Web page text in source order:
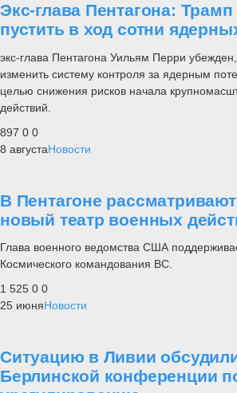
Экс-глава Пентагона:
пустить в ход сотни
экс-глава Пентагона Уильям Перри
изменить систему контроля за ядерным
целью снижения рисков начала
действий.
897 0 0
8 августаНовости
В Пентагоне
новый театр военных
Глава военного ведомства США
Космического командования ВС.
1 525 0 0
25 июняНовости
Ситуацию в Ливии
Берлинской конференции